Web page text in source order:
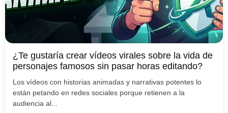
¿Te gustaría crear vídeos virales sobre la vida de
personajes famosos sin pasar horas editando?
Los vídeos con historias animadas y narrativas potentes lo
están petando en redes sociales porque retienen a la
audiencia al...